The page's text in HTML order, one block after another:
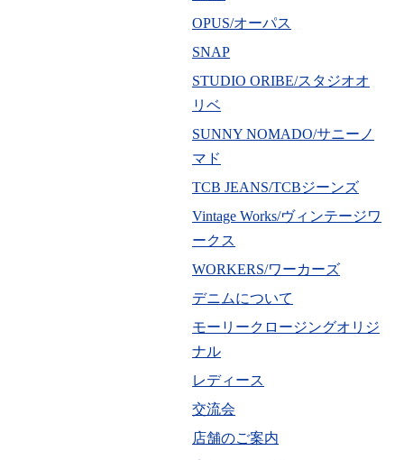
OPUS/オーパス
SNAP
STUDIO ORIBE/スタジオオ
リベ
SUNNY NOMADO/サニーノ
マド
TCB JEANS/TCBジーンズ
Vintage Works/ヴィンテージワ
ークス
WORKERS/ワーカーズ
デニムについて
モーリークロージングオリジ
ナル
レディース
交流会
店舗のご案内